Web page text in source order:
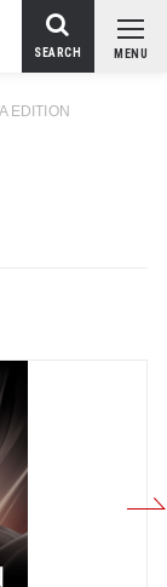
MENU
SEARCH
EDITION